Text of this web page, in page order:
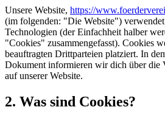
Unsere Website, https://
(im folgenden: "Die Website")
Technologien (der Einfachheit halber
"Cookies" zusammengefasst). Cookies
beauftragten Drittparteien platziert. In
Dokument informieren wir dich über die
auf unserer Website.
2. Was sind Cookies?